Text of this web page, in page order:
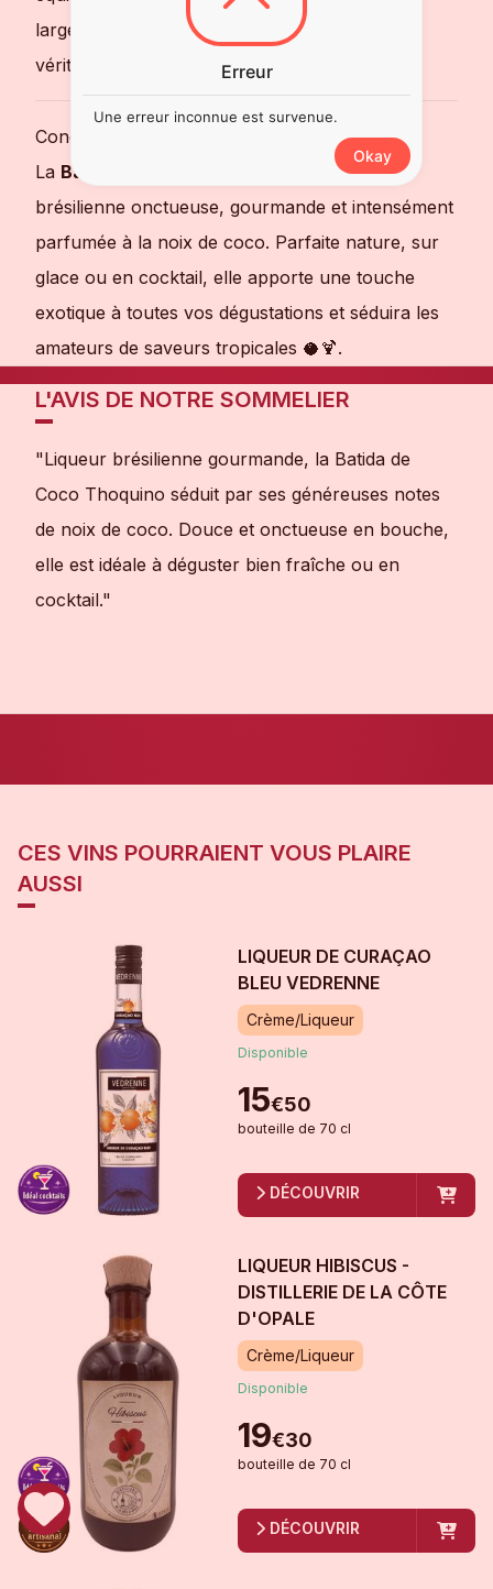
largement utilisée en cocktail et constitue une
véritable invitation au voyage 🌴🌍.
Conclusion
La Batida de Coco Thoquino
est une liqueur
brésilienne onctueuse, gourmande et intensément
parfumée à la noix de coco. Parfaite nature, sur
glace ou en cocktail, elle apporte une touche
exotique à toutes vos dégustations et séduira les
amateurs de saveurs tropicales 🥥🍹.
L'AVIS DE NOTRE SOMMELIER
"Liqueur brésilienne gourmande, la Batida de
Coco Thoquino séduit par ses généreuses notes
de noix de coco. Douce et onctueuse en bouche,
elle est idéale à déguster bien fraîche ou en
cocktail."
CES VINS POURRAIENT VOUS PLAIRE
AUSSI
LIQUEUR DE CURAÇAO
BLEU VEDRENNE
Crème/Liqueur
Disponible
15€50
bouteille de 70 cl
DÉCOUVRIR
LIQUEUR HIBISCUS -
DISTILLERIE DE LA CÔTE
D'OPALE
Crème/Liqueur
Disponible
19€30
bouteille de 70 cl
DÉCOUVRIR
Erreur
Une erreur inconnue est survenue.
Okay